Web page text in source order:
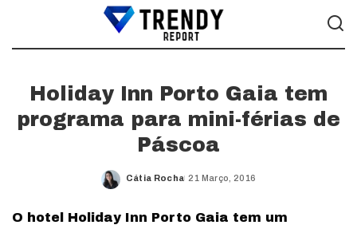
Holiday Inn Porto Gaia tem
programa para mini-férias de
Páscoa
Posted
Cátia Rocha 21 Março, 2016
O hotel Holiday Inn Porto Gaia tem um